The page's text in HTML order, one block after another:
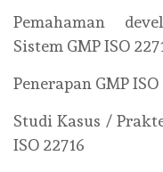
Pemahaman
Sistem GMP ISO
Penerapan GMP
Studi Kasus /
ISO 22716